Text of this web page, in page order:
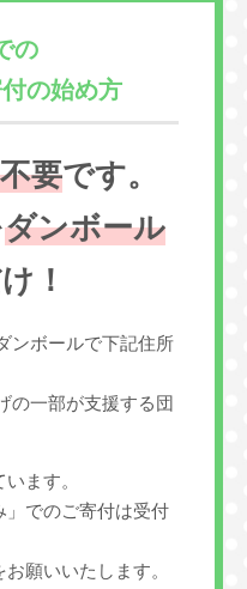
の
の始め方
要です。
ダンボール
！
ンボールで下記住所
の一部が支援する団
います。
」でのご寄付は受付
願いいたします。